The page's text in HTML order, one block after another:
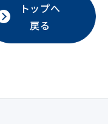
トップへ
戻る